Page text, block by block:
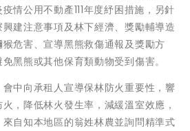
情公用不動產111年度紓困措施，另針
建注意事項及林下經濟、獎勵輔導造
危害、宣導黑熊救傷通報及獎勵方
黑熊或其他保育類動物受到傷害。
中向承租人宣導保林防火重要性，響
，降低林火發生率，減緩溫室效應，
自知本地區的翁姓林農並詢問精準式